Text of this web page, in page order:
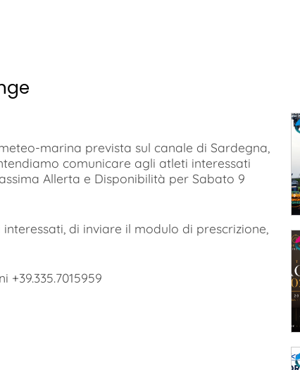
marina prevista sul canale di Sardegna,
comunicare agli atleti interessati
Allerta e Disponibilità per Sabato 9
di inviare il modulo di prescrizione,